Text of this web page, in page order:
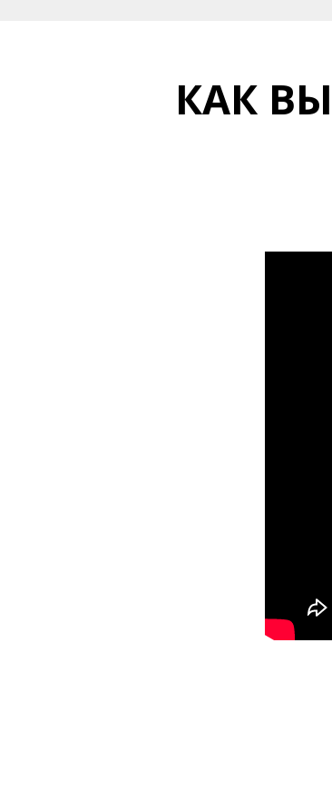
КАК